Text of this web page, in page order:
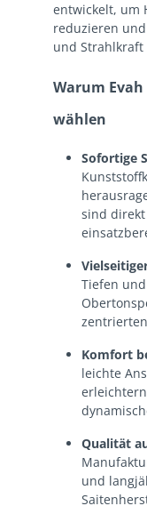
entwickelt, um
reduzieren
und Strahlkraft
Warum
wählen
Sofortige
sind
Tiefen
Komfort
leichte
Qualität
und